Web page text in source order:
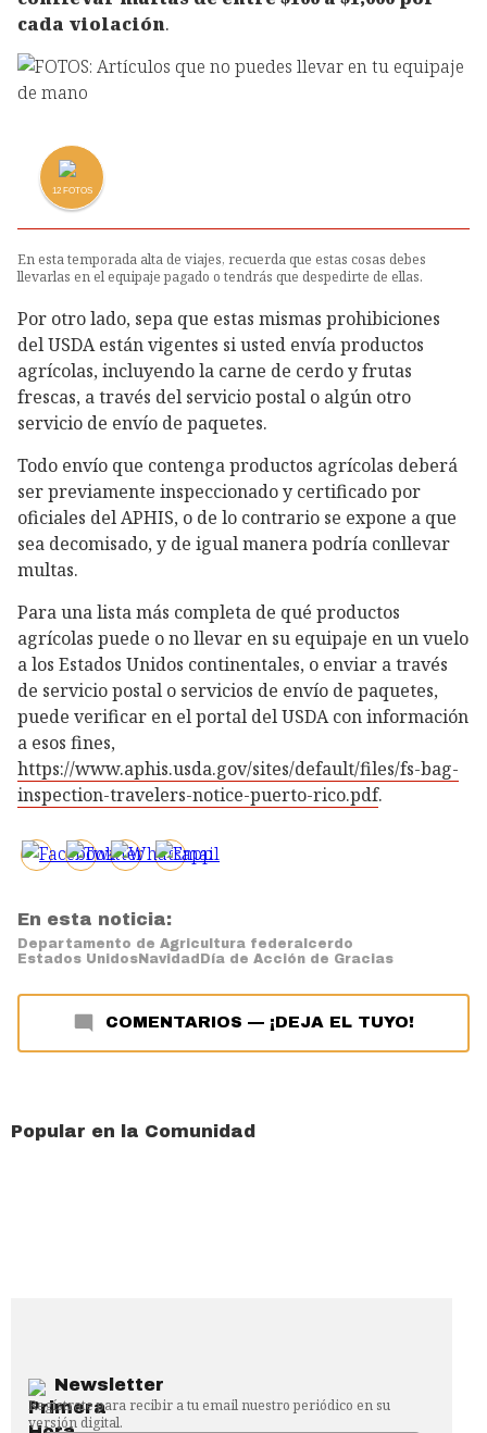
cada violación.
12FOTOS
En esta temporada alta de viajes, recuerda que estas cosas debes
llevarlas en el equipaje pagado o tendrás que despedirte de ellas.
Por otro lado, sepa que estas mismas prohibiciones
del USDA están vigentes si usted envía productos
agrícolas, incluyendo la carne de cerdo y frutas
frescas, a través del servicio postal o algún otro
servicio de envío de paquetes.
Todo envío que contenga productos agrícolas deberá
ser previamente inspeccionado y certificado por
oficiales del APHIS, o de lo contrario se expone a que
sea decomisado, y de igual manera podría conllevar
multas.
Para una lista más completa de qué productos
agrícolas puede o no llevar en su equipaje en un vuelo
a los Estados Unidos continentales, o enviar a través
de servicio postal o servicios de envío de paquetes,
puede verificar en el portal del USDA con información
a esos fines,
https://www.aphis.usda.gov/sites/default/files/fs-bag-
inspection-travelers-notice-puerto-rico.pdf.
En esta noticia:
Departamento de Agricultura federalcerdo
Estados UnidosNavidadDía de Acción de Gracias
COMENTARIOS — ¡DEJA EL TUYO!
Popular en la Comunidad
Newsletter
Regístrate para recibir a tu email nuestro periódico en su
versión digital.